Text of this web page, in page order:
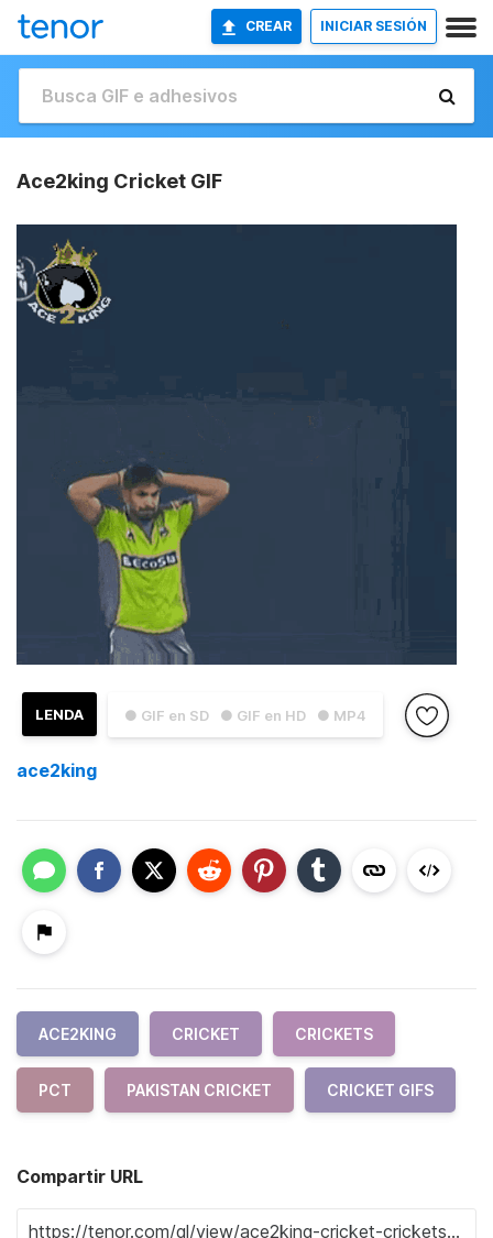
CREAR INICIAR SESIÓN
Ace2king Cricket GIF
● GIF en SD ● GIF en HD ● MP4
LENDA
ace2king
ACE2KING CRICKET CRICKETS
PCT PAKISTAN CRICKET CRICKET GIFS
Compartir URL